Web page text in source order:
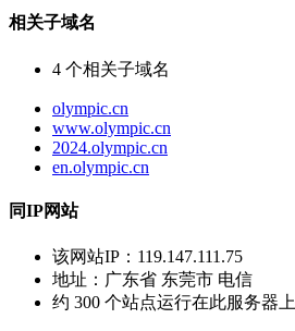
相关子域名
4 个相关子域名
olympic.cn
www.olympic.cn
2024.olympic.cn
en.olympic.cn
同IP网站
该网站IP： 119.147.111.75
地址： 广东省 东莞市 电信
约 300 个站点运行在此服务器上